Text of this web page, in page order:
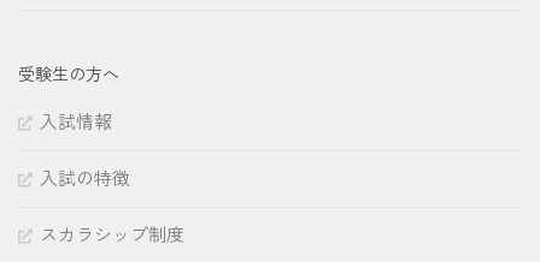
受験生の方へ
入試情報
入試の特徴
スカラシップ制度